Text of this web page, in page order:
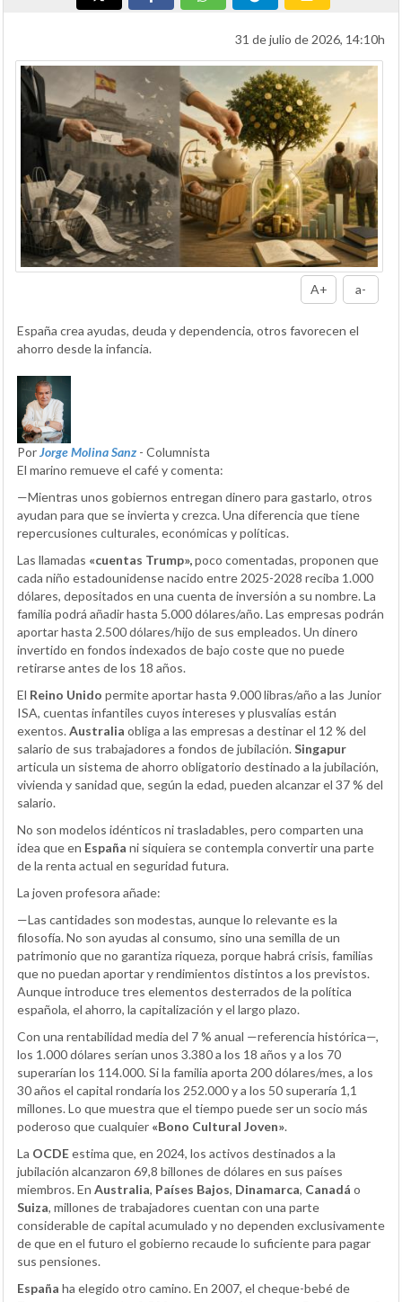
31 de julio de 2026, 14:10h
A+ a-
España crea ayudas, deuda y dependencia, otros favorecen el
ahorro desde la infancia.
PorJorge Molina Sanz - Columnista
El marino remueve el café y comenta:
—Mientras unos gobiernos entregan dinero para gastarlo, otros
ayudan para que se invierta y crezca. Una diferencia que tiene
repercusiones culturales, económicas y políticas.
Las llamadas «cuentas Trump»,poco comentadas, proponen que
cada niño estadounidense nacido entre 2025-2028 reciba 1.000
dólares, depositados en una cuenta de inversión a su nombre. La
familia podrá añadir hasta 5.000 dólares/año. Las empresas podrán
aportar hasta 2.500 dólares/hijo de sus empleados. Un dinero
invertido en fondos indexados de bajo coste que no puede
retirarse antes de los 18 años.
El Reino Unido permite aportar hasta 9.000 libras/año a las Junior
ISA, cuentas infantiles cuyos intereses y plusvalías están
exentos.Australia obliga a las empresas a destinar el 12 % del
salario de sus trabajadores a fondos de jubilación.Singapur
articula un sistema de ahorro obligatorio destinado a la jubilación,
vivienda y sanidad que, según la edad, pueden alcanzar el 37 % del
salario.
No son modelos idénticos ni trasladables, pero comparten una
idea que en España ni siquiera se contempla convertir una parte
de la renta actual en seguridad futura.
La joven profesora añade:
—Las cantidades son modestas, aunque lo relevante es la
filosofía. No son ayudas al consumo, sino una semilla de un
patrimonio que no garantiza riqueza, porque habrá crisis, familias
que no puedan aportar y rendimientos distintos a los previstos.
Aunque introduce tres elementos desterrados de la política
española, el ahorro, la capitalización y el largo plazo.
Con una rentabilidad media del 7 % anual —referencia histórica—,
los 1.000 dólares serían unos 3.380 a los 18 años y a los 70
superarían los 114.000. Si la familia aporta 200 dólares/mes, a los
30 años el capital rondaría los 252.000 y a los 50 superaría 1,1
millones. Lo que muestra que el tiempo puede ser un socio más
poderoso que cualquier «Bono Cultural Joven».
La OCDEestima que, en 2024, los activos destinados a la
jubilación alcanzaron 69,8 billones de dólares en sus países
miembros. En Australia, Países Bajos, Dinamarca, Canadá o
Suiza, millones de trabajadores cuentan con una parte
considerable de capital acumulado y no dependen exclusivamente
de que en el futuro el gobierno recaude lo suficiente para pagar
sus pensiones.
España ha elegido otro camino. En 2007, el cheque-bebé de